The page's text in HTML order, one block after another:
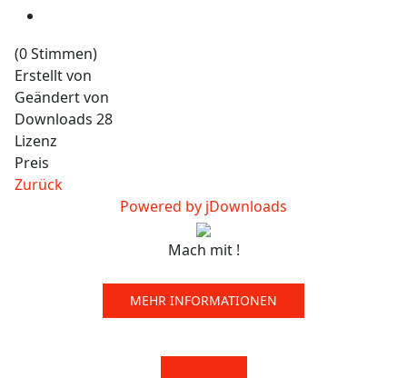
(0 Stimmen)
Erstellt von
Geändert von
Downloads 28
Lizenz
Preis
Zurück
Powered by jDownloads
Mach mit !
MEHR INFORMATIONEN